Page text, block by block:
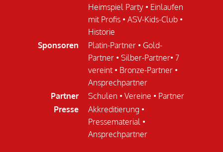
Heimspiel Party • Einlaufen
mit Profis • ASV-Kids-Club •
Historie
Sponsoren
Platin-Partner • Gold-
Partner • Silber-Partner• 7
vereint • Bronze-Partner •
Ansprechpartner
Partner
Schulen • Vereine • Partner
Presse
Akkreditierung •
Pressematerial •
Ansprechpartner